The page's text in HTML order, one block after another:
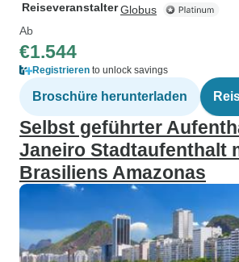
ReiseveranstalterGlobus
Ab
€1.544
Registrieren to unlock savings
Broschüre herunterladen
Selbst geführter
Janeiro Stadtaufenthalt
Brasiliens Amazonas